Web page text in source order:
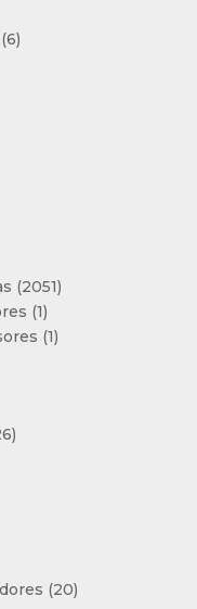
66
20512051
11
producto
11
1926
2020